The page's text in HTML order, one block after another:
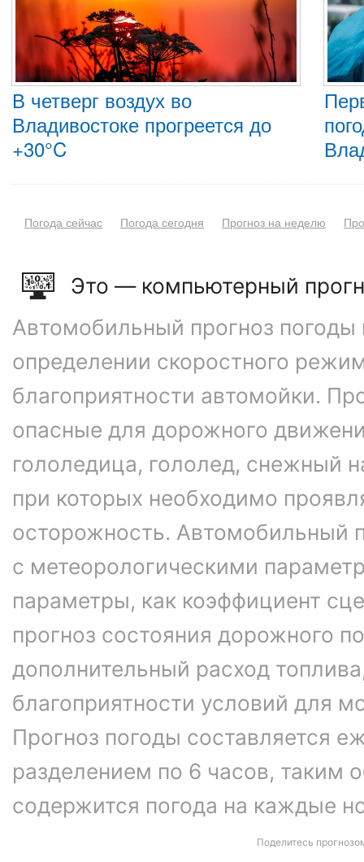
В четверг воздух во
Владивостоке прогреется до
+30°C
Погода сейчас Погода сегодня Прогноз на неделю
Это — компьютерный
Автомобильный прогноз погоды
определении скоростного
благоприятности автомойки.
опасные для дорожного
гололедица, гололед, снежный
при которых необходимо
осторожность. Автомобильный
с метеорологическими
параметры, как коэффициент
прогноз состояния дорожного
дополнительный расход
благоприятности условий для
Прогноз погоды составляется
разделением по 6 часов, таким
содержится погода на каждые
Поделитесь